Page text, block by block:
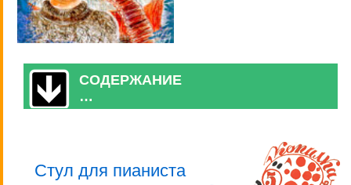
СОДЕРЖАНИЕ
…
Стул для пианиста